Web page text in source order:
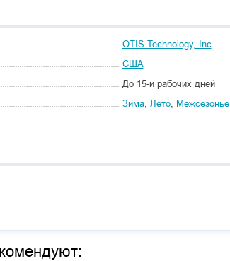
OTIS Technology, Inc
США
До 15-и рабочих дней
Зима, Лето, Межсезонье